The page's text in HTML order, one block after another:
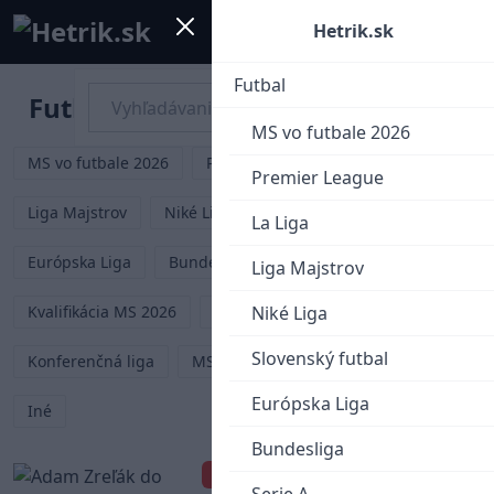
Mobile menu
Hetrik.sk
Futbal
MS vo futbale 2026
Premier League
La Liga
Liga Majstrov
Niké Liga
Slovenský futbal
Európska Liga
Bundesliga
Futbal
MS vo futbale 2026 Premier League
Liga Majstrov Niké Liga Slovenský futbal
Európska Liga Bundesliga Serie A
Kvalifikácia MS 2026 Liga Národov
Konferenčná liga MS klubov 2025 EURO U21
Iné